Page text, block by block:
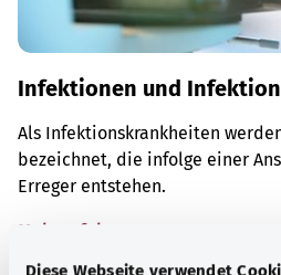
Diese Webseite verwendet
Infektionen und
Als Infektionskrankheiten
bezeichnet, die infolge einer
Erreger entstehen.
Mehr erfahren